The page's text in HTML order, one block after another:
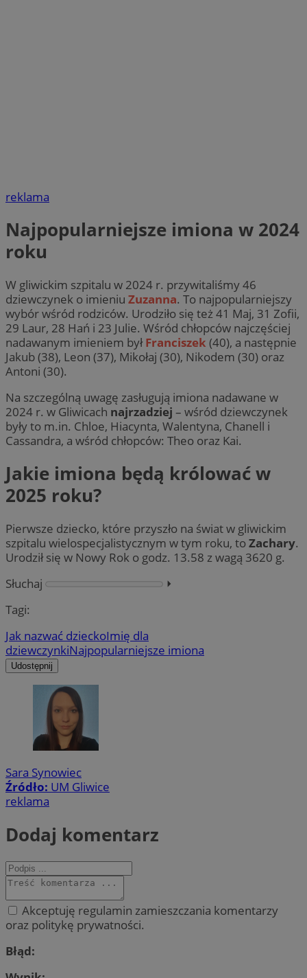
reklama
Najpopularniejsze imiona w 2024
roku
W gliwickim szpitalu w 2024 r. przywitaliśmy 46
dziewczynek o imieniu Zuzanna. To najpopularniejszy
wybór wśród rodziców. Urodziło się też 41 Maj, 31 Zofii,
29 Laur, 28 Hań i 23 Julie. Wśród chłopców najczęściej
nadawanym imieniem byłFranciszek (40), a następnie
Jakub (38), Leon (37), Mikołaj (30), Nikodem (30) oraz
Antoni (30).
Na szczególną uwagę zasługują imiona nadawane w
2024 r. w Gliwicach najrzadziej – wśród dziewczynek
były to m.in. Chloe, Hiacynta, Walentyna, Chanell i
Cassandra, a wśród chłopców: Theo oraz Kai.
Jakie imiona będą królować w
2025 roku?
Pierwsze dziecko, które przyszło na świat w gliwickim
szpitalu wielospecjalistycznym w tym roku, toZachary.
Urodził się w Nowy Rok o godz. 13.58 z wagą 3620 g.
Słuchaj
⏵︎
Tagi:
Jak nazwać dzieckoImię dla
dziewczynkiNajpopularniejsze imiona
Udostępnij
Sara Synowiec
Źródło: UM Gliwice
reklama
Dodaj komentarz
Akceptuję regulamin zamieszczania komentarzy
oraz politykę prywatności.
Błąd: